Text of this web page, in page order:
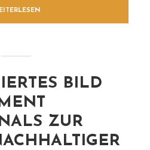
BILD
ZUR